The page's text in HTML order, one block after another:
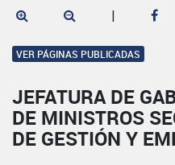
|
VER PÁGINAS PUBLICADAS
JEFATURA DE
DE MINISTROS
DE GESTIÓN Y